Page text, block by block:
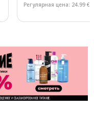
Регулярная цена: 24.99 €